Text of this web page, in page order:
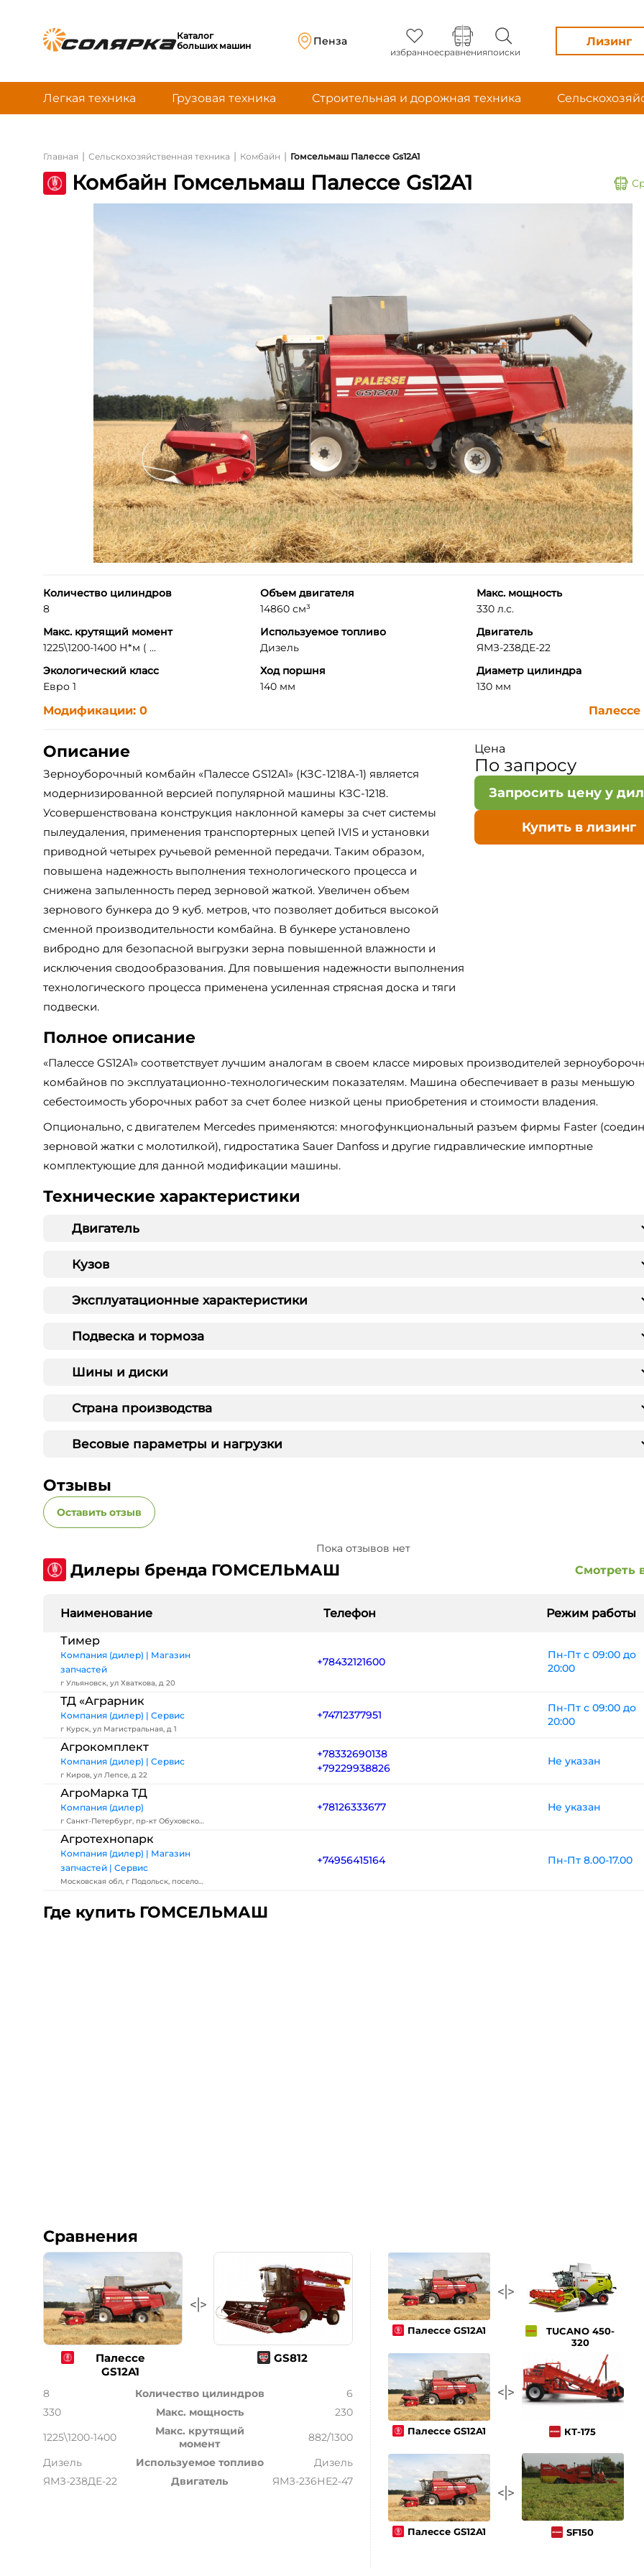
Каталог
больших машин
Пенза
избранноесравненияпоиски
Лизинг
Легкая техника Грузовая техника Строительная и дорожная техника
Главная | Сельскохозяйственная техника | Комбайн | Гомсельмаш Палессе Gs12A1
Комбайн Гомсельмаш Палессе Gs12A1
Количество цилиндров
8
Объем двигателя
14860 см³
Макс. мощность
330 л.с.
Макс. крутящий момент
1225\1200-1400 Н*м ( ...
Используемое топливо
Дизель
Двигатель
ЯМЗ-238ДЕ-22
Экологический класс
Евро 1
Ход поршня
140 мм
Диаметр цилиндра
130 мм
Модификации: 0 Палессе
Описание
Зерноуборочный комбайн «Палессе GS12A1» (КЗС-1218А-1) является
модернизированной версией популярной машины КЗС-1218.
Усовершенствована конструкция наклонной камеры за счет системы
пылеудаления, применения транспортерных цепей IVIS и установки
приводной четырех ручьевой ременной передачи. Таким образом,
повышена надежность выполнения технологического процесса и
снижена запыленность перед зерновой жаткой. Увеличен объем
зернового бункера до 9 куб. метров, что позволяет добиться высокой
сменной производительности комбайна. В бункере установлено
вибродно для безопасной выгрузки зерна повышенной влажности и
исключения сводообразования. Для повышения надежности выполнения
технологического процесса применена усиленная стрясная доска и тяги
подвески.
Цена
По запросу
Запросить цену у
Купить в лизинг
Полное описание
«Палессе GS12A1» соответствует лучшим аналогам в своем классе мировых производителей
комбайнов по эксплуатационно-технологическим показателям. Машина обеспечивает в разы меньшую
себестоимость уборочных работ за счет более низкой цены приобретения и стоимости владения.
Опционально, с двигателем Mercedes применяются: многофункциональный разъем фирмы Faster
зерновой жатки с молотилкой), гидростатика Sauer Danfoss и другие гидравлические импортные
комплектующие для данной модификации машины.
Технические характеристики
Двигатель
Кузов
Эксплуатационные характеристики
Подвеска и тормоза
Шины и диски
Страна производства
Весовые параметры и нагрузки
Отзывы
Оставить отзыв
Пока отзывов нет
Дилеры бренда ГОМСЕЛЬМАШ Смотреть
Наименование Телефон
Режим работы
Тимер
Компания (дилер) | Магазин
запчастей
г Ульяновск, ул Хваткова, д 20
+78432121600
Пн-Пт с 09:00 до
20:00
ТД «Аграрник
Компания (дилер) | Сервис
г Курск, ул Магистральная, д 1
+74712377951
Пн-Пт с 09:00 до
20:00
Агрокомплект
Компания (дилер) | Сервис
г Киров, ул Лепсе, д 22
+78332690138
+79229938826
Не указан
АгроМарка ТД
Компания (дилер)
г Санкт-Петербург, пр-кт Обуховской
Обороны, д 271 литера А
+78126333677 Не указан
Агротехнопарк
Компания (дилер) | Магазин
запчастей | Сервис
Московская обл, г Подольск, поселок
Серпуховская, д 202в, офис 315
+74956415164 Пн-Пт 8.00-17.00
Где купить ГОМСЕЛЬМАШ
Сравнения
Палессе
GS12A1
GS812
8 Количество цилиндров
6
330
Макс. мощность
230
1225\1200-1400
Макс. крутящий
момент
882/1300
Дизель
Используемое топливо
Дизель
ЯМЗ-238ДЕ-22
Двигатель ЯМЗ-236НЕ2-47
Палессе GS12A1
TUCANO 450-
320
Палессе GS12A1 КТ-175
Палессе GS12A1 SF150